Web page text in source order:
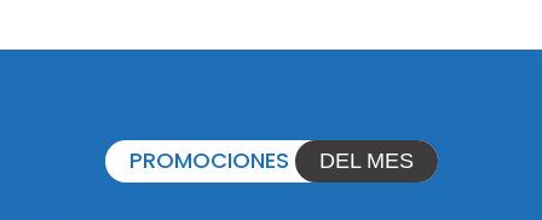
PROMOCIONES DEL MES